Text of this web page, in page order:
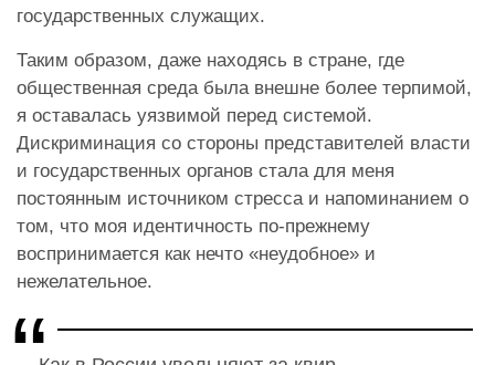
государственных служащих.
Таким образом, даже находясь в стране, где
общественная среда была внешне более терпимой,
я оставалась уязвимой перед системой.
Дискриминация со стороны представителей власти
и государственных органов стала для меня
постоянным источником стресса и напоминанием о
том, что моя идентичность по-прежнему
воспринимается как нечто «неудобное» и
нежелательное.